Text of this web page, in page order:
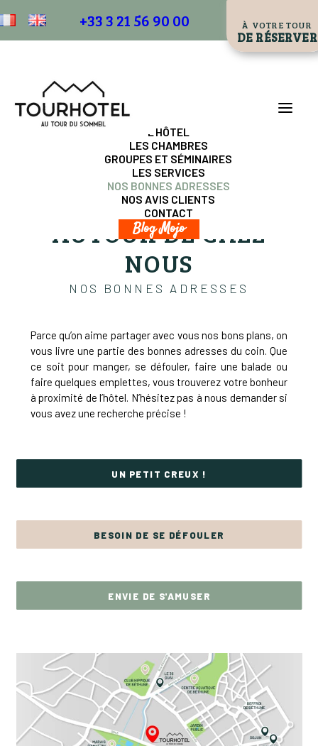
+33 3 21 56 90 00 À VOTRE TOUR
DE RÉSERVER
L’HÔTEL
LES CHAMBRES
GROUPES ET SÉMINAIRES
LES SERVICES
NOS BONNES ADRESSES
NOS AVIS CLIENTS
CONTACT
Blog Mojo
AUTOUR DE CHEZ
NOUS
NOS BONNES ADRESSES
Parce qu’on aime partager avec vous nos bons plans, on
vous livre une partie des bonnes adresses du coin. Que
ce soit pour manger, se défouler, faire une balade ou
faire quelques emplettes, vous trouverez votre bonheur
à proximité de l’hôtel. N’hésitez pas à nous demander si
vous avez une recherche précise !
UN PETIT CREUX !
BESOIN DE SE DÉFOULER
ENVIE DE S'AMUSER